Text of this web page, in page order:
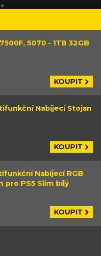
5070 - 1TB 32GB
KOUPIT
Nabíjecí Stojan
KOUPIT
Nabíjecí RGB
pro PS5 Slim bílý
KOUPIT